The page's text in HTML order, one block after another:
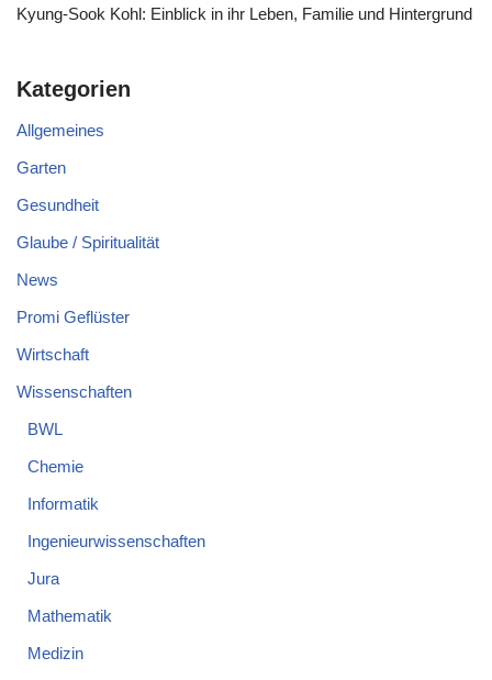
Kyung-Sook Kohl: Einblick in ihr Leben, Familie und Hintergrund
Kategorien
Allgemeines
Garten
Gesundheit
Glaube / Spiritualität
News
Promi Geflüster
Wirtschaft
Wissenschaften
BWL
Chemie
Informatik
Ingenieurwissenschaften
Jura
Mathematik
Medizin